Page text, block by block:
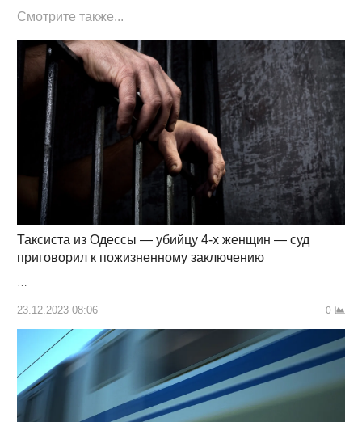
Смотрите также...
Таксиста из Одессы — убийцу 4-х женщин — суд
приговорил к пожизненному заключению
23.12.2023 08:06 0